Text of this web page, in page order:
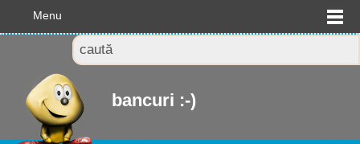
Menu
bancuri :-)